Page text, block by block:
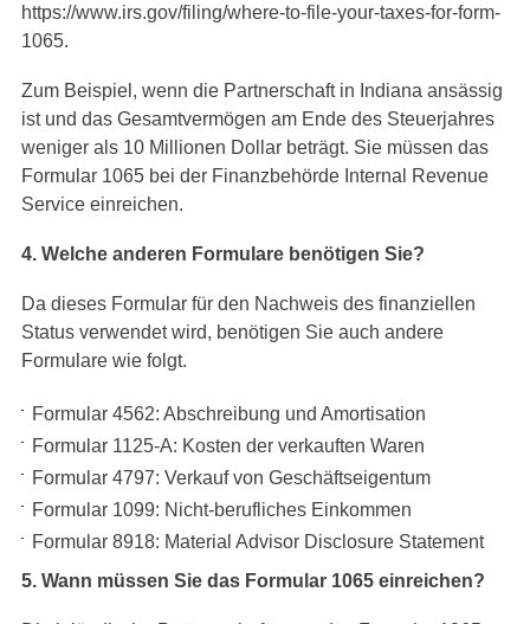
https://www.irs.gov/filing/where-to-file-your-taxes-for-form-
1065.
Zum Beispiel, wenn die Partnerschaft in Indiana ansässig
ist und das Gesamtvermögen am Ende des Steuerjahres
weniger als 10 Millionen Dollar beträgt. Sie müssen das
Formular 1065 bei der Finanzbehörde Internal Revenue
Service einreichen.
4. Welche anderen Formulare benötigen Sie?
Da dieses Formular für den Nachweis des finanziellen
Status verwendet wird, benötigen Sie auch andere
Formulare wie folgt.
Formular 4562: Abschreibung und Amortisation
Formular 1125-A: Kosten der verkauften Waren
Formular 4797: Verkauf von Geschäftseigentum
Formular 1099: Nicht-berufliches Einkommen
Formular 8918: Material Advisor Disclosure Statement
5. Wann müssen Sie das Formular 1065 einreichen?